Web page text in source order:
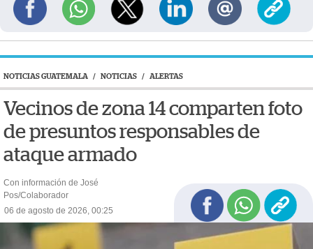
NOTICIAS GUATEMALA / NOTICIAS / ALERTAS
Vecinos de zona 14 comparten foto
de presuntos responsables de
ataque armado
Con información de José
Pos/Colaborador
06 de agosto de 2026, 00:25